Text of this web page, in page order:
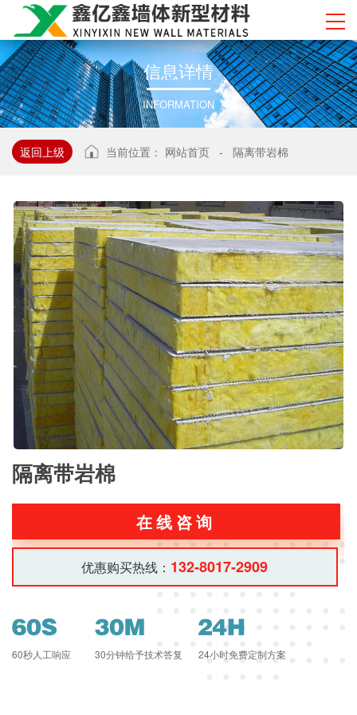
信息详情
INFORMATION
返回上级 当前位置： 网站首页 - 隔离带岩棉
隔离带岩棉
在线咨询
优惠购买热线： 132-8017-2909
60秒人工响应 30分钟给予技术答复 24小时免费定制方案